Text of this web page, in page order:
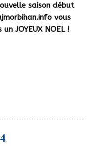
saison début
vous
JOYEUX NOEL !